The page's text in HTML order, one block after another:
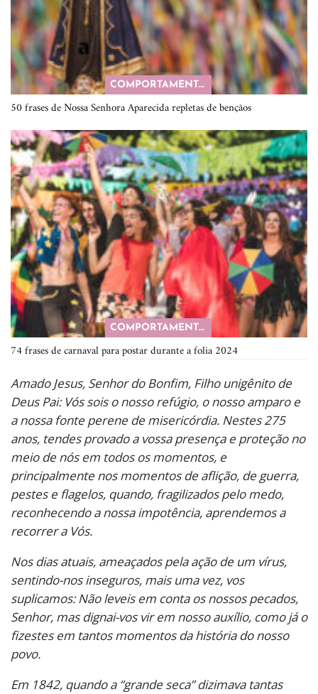
COMPORTAMENTO
50 frases de Nossa Senhora Aparecida repletas de bençãos
COMPORTAMENTO
74 frases de carnaval para postar durante a folia 2024
Amado Jesus, Senhor do Bonfim, Filho unigênito de
Deus Pai: Vós sois o nosso refúgio, o nosso amparo e
a nossa fonte perene de misericórdia. Nestes 275
anos, tendes provado a vossa presença e proteção no
meio de nós em todos os momentos, e
principalmente nos momentos de aflição, de guerra,
pestes e flagelos, quando, fragilizados pelo medo,
reconhecendo a nossa impotência, aprendemos a
recorrer a Vós.
Nos dias atuais, ameaçados pela ação de um vírus,
sentindo-nos inseguros, mais uma vez, vos
suplicamos: Não leveis em conta os nossos pecados,
Senhor, mas dignai-vos vir em nosso auxílio, como já o
fizestes em tantos momentos da história do nosso
povo.
Em 1842, quando a “grande seca” dizimava tantas